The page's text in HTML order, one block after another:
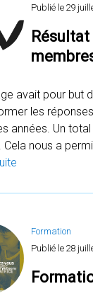
Publié le 29
avait pour but
les
années. Un
nous a
Formation
Publié le 28